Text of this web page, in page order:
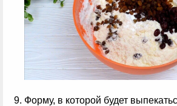
Форму, в которой будет